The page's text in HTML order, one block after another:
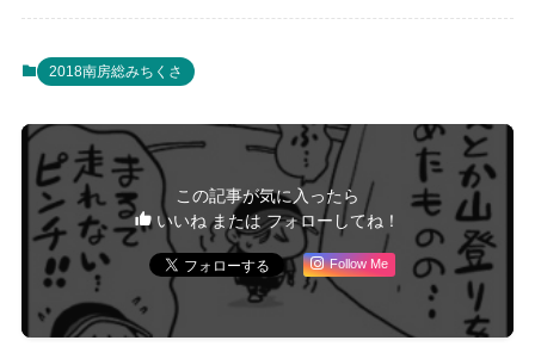
2018南房総みちくさ
この記事が気に入ったら
いいね または フォローしてね！
Follow Me